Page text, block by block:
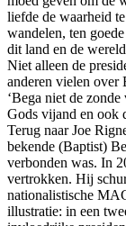
liefde de waarheid
wandelen, ten
dit land en de
Niet alleen de
anderen vielen over
‘Bega niet de
Gods vijand en ook
Terug naar Joe
bekende (Baptist)
verbonden was. In
vertrokken. Hij
nationalistische
illustratie: in een